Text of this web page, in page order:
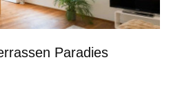
Paradies